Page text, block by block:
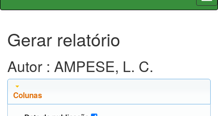
Gerar relatório
Autor : AMPESE, L. C.
Colunas